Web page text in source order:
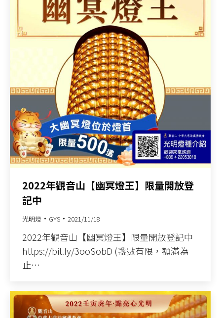
2022年觀音山【幽冥燈王】限量開放登
記中
光明燈 GYS 2021/11/18
2022年觀音山【幽冥燈王】限量開放登記中
https://bit.ly/3ooSobD (盞數有限，額滿為
止…